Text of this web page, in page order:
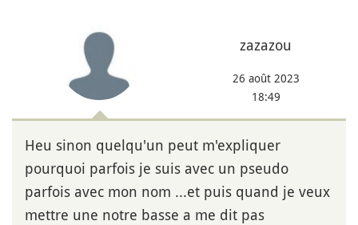
zazazou
26 août 2023
18:49
Heu sinon quelqu'un peut m'expliquer
pourquoi parfois je suis avec un pseudo
parfois avec mon nom ...et puis quand je veux
mettre une notre basse a me dit pas